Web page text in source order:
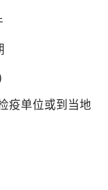
疫单位或到当地